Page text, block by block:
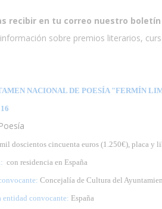
recibir en tu correo nuestro
sobre premios literarios,
NACIONAL DE POESÍA "FERMÍN
Poesía
mil doscientos cincuenta euros (1.250€), placa y
con residencia en España
Concejalía de Cultura del
entidad convocante: España